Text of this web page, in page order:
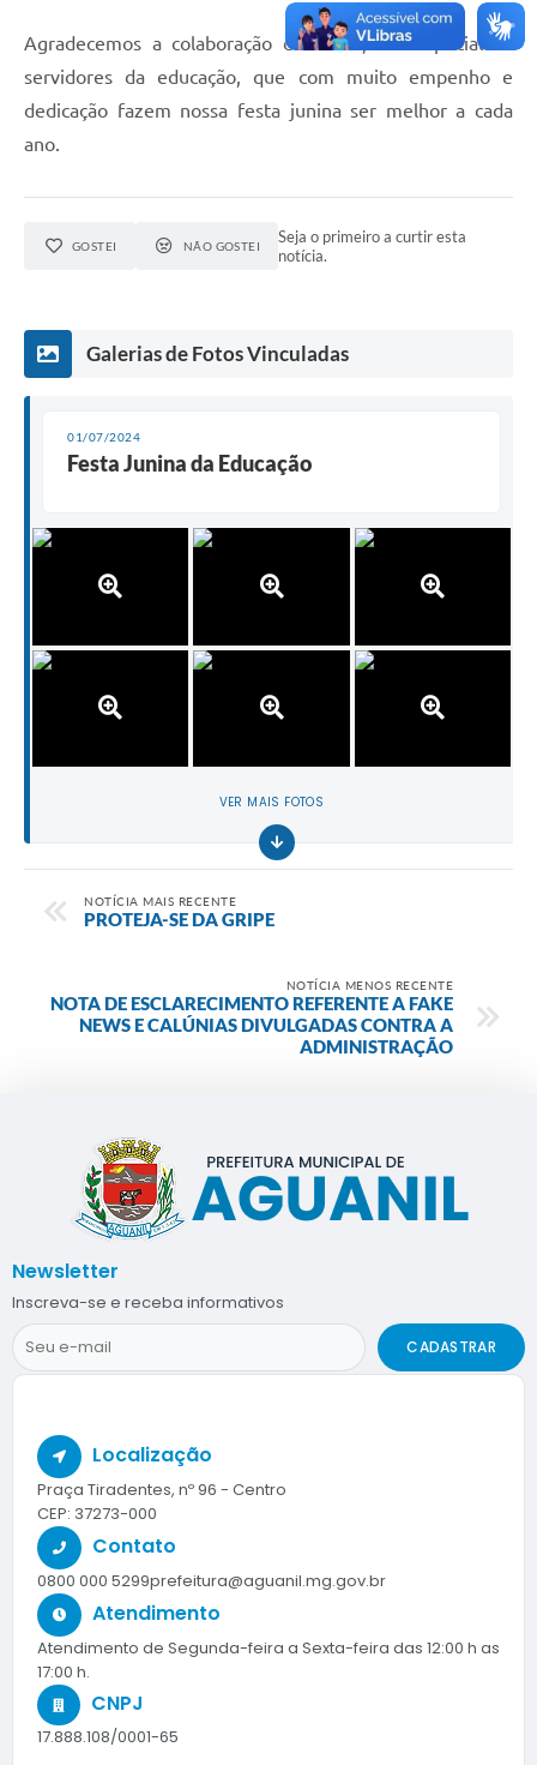
Agradecemos a colaboração de todos, em especial os
servidores da educação, que com muito empenho e
dedicação fazem nossa festa junina ser melhor a cada
ano.
GOSTEI NÃO GOSTEI
Seja o primeiro a curtir esta
notícia.
Galerias de Fotos Vinculadas
01/07/2024
Festa Junina da Educação
VER MAIS FOTOS
NOTÍCIA MAIS RECENTE
PROTEJA-SE DA GRIPE
NOTÍCIA MENOS RECENTE
NOTA DE ESCLARECIMENTO REFERENTE A FAKE
NEWS E CALÚNIAS DIVULGADAS CONTRA A
ADMINISTRAÇÃO
Localização
Praça Tiradentes, nº 96 - Centro
CEP: 37273-000
Contato
0800 000 5299prefeitura@aguanil.mg.gov.br
Atendimento
Atendimento de Segunda-feira a Sexta-feira das 12:00 h as
17:00 h.
CNPJ
17.888.108/0001-65
Newsletter
Inscreva-se e receba informativos
CADASTRAR